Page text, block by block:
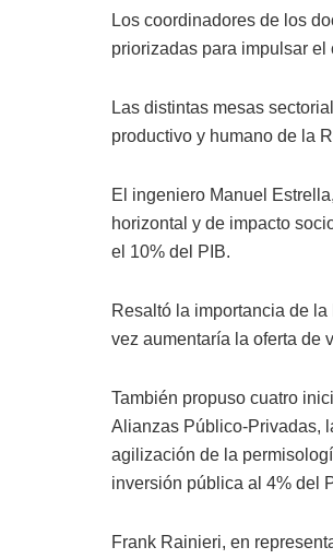
Los coordinadores de los
priorizadas para impulsar
Las distintas mesas
productivo y humano de la
El ingeniero Manuel
horizontal y de impacto
el 10% del PIB.
Resaltó la importancia de
vez aumentaría la oferta de
También propuso cuatro
Alianzas Público-Privadas,
agilización de la
inversión pública al 4% del
Frank Rainieri, en